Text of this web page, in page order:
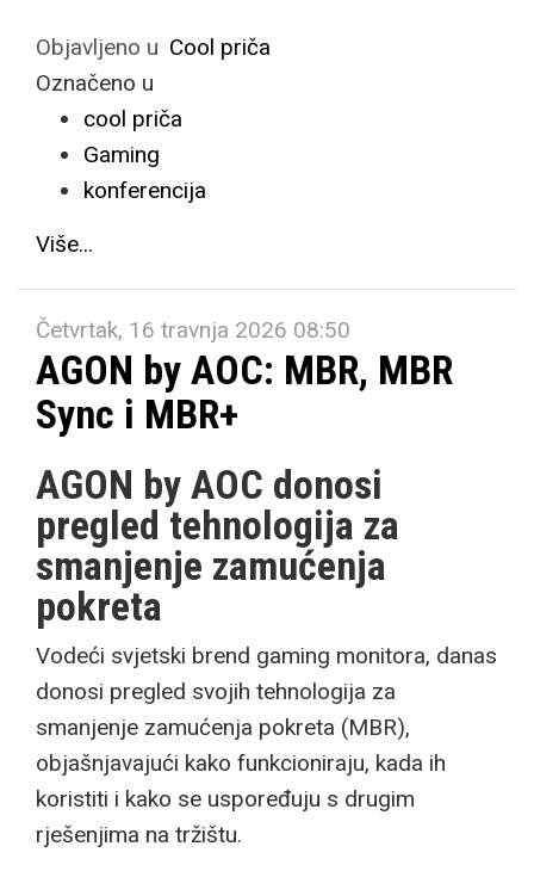
Objavljeno u Cool priča
Označeno u
cool priča
Gaming
konferencija
Više...
Četvrtak, 16 travnja 2026 08:50
AGON by AOC: MBR, MBR
Sync i MBR+
AGON by AOC donosi
pregled tehnologija za
smanjenje zamućenja
pokreta
Vodeći svjetski brend gaming monitora, danas
donosi pregled svojih tehnologija za
smanjenje zamućenja pokreta (MBR),
objašnjavajući kako funkcioniraju, kada ih
koristiti i kako se uspoređuju s drugim
rješenjima na tržištu.